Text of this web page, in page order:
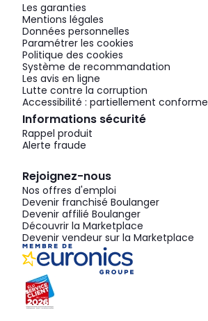
Les garanties
Mentions légales
Données personnelles
Paramétrer les cookies
Politique des cookies
Système de recommandation
Les avis en ligne
Lutte contre la corruption
Accessibilité : partiellement conforme
Informations sécurité
Rappel produit
Alerte fraude
Rejoignez-nous
Nos offres d'emploi
Devenir franchisé Boulanger
Devenir affilié Boulanger
Découvrir la Marketplace
Devenir vendeur sur la Marketplace